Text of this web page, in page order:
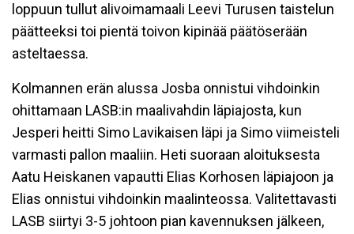
loppuun tullut alivoimamaali Leevi Turusen taistelun
päätteeksi toi pientä toivon kipinää päätöserään
asteltaessa.
Kolmannen erän alussa Josba onnistui vihdoinkin
ohittamaan LASB:in maalivahdin läpiajosta, kun
Jesperi heitti Simo Lavikaisen läpi ja Simo viimeisteli
varmasti pallon maaliin. Heti suoraan aloituksesta
Aatu Heiskanen vapautti Elias Korhosen läpiajoon ja
Elias onnistui vihdoinkin maalinteossa. Valitettavasti
LASB siirtyi 3-5 johtoon pian kavennuksen jälkeen,